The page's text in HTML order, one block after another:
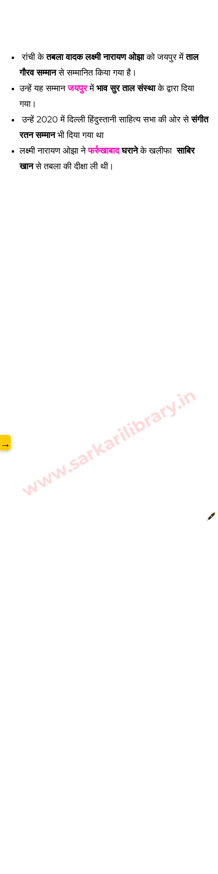
रांची केतबला वादक लक्ष्मी नारायण ओझाको जयपुर मेंताल
गौरव सम्मानसे सम्मानित किया गया है।
उन्हें यह सम्मानजयपुरमेंभाव सुर ताल संस्थाके द्वारा दिया
गया।
उन्हें 2020 में दिल्ली हिंदुस्तानी साहित्य सभा की ओर सेसंगीत
रतन सम्मानभी दिया गया था
लक्ष्मी नारायण ओझा नेफर्रुखाबादघरानेके खलीफासाबिर
खानसे तबला की दीक्षा ली थी।
www.sarkarilibrary.in
→